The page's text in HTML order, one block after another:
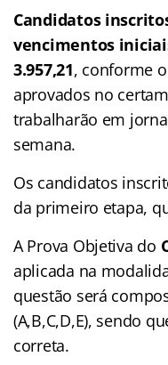
Candidatos
vencimentos
3.957,21, conforme
aprovados no
trabalharão em
semana.
Os candidatos
da primeiro etapa,
A Prova Objetiva do
aplicada na
questão será
(A,B,C,D,E), sendo
correta.